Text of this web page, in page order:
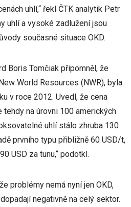
uhlí,“ řekl ČTK analytik Petr
uhlí a vysoké zadlužení jsou
současné situace OKD.
Boris Tomčiak připomněl, že
World Resources (NWR), byla
v roce 2012. Uvedl, že cena
na úrovni 100 amerických
uhlí stálo zhruba 130
prvního typu přibližně 60 USD/t,
USD za tunu,“ podotkl.
problémy nemá nyní jen OKD,
negativně na celý sektor.